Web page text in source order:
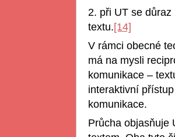
2. při UT se
textu.[14]
V rámci obecné
má na mysli
komunikace –
interaktivní
komunikace.
Průcha objasňuje